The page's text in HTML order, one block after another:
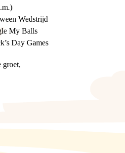
Wedstrijd
My Balls
Day Games
groet,